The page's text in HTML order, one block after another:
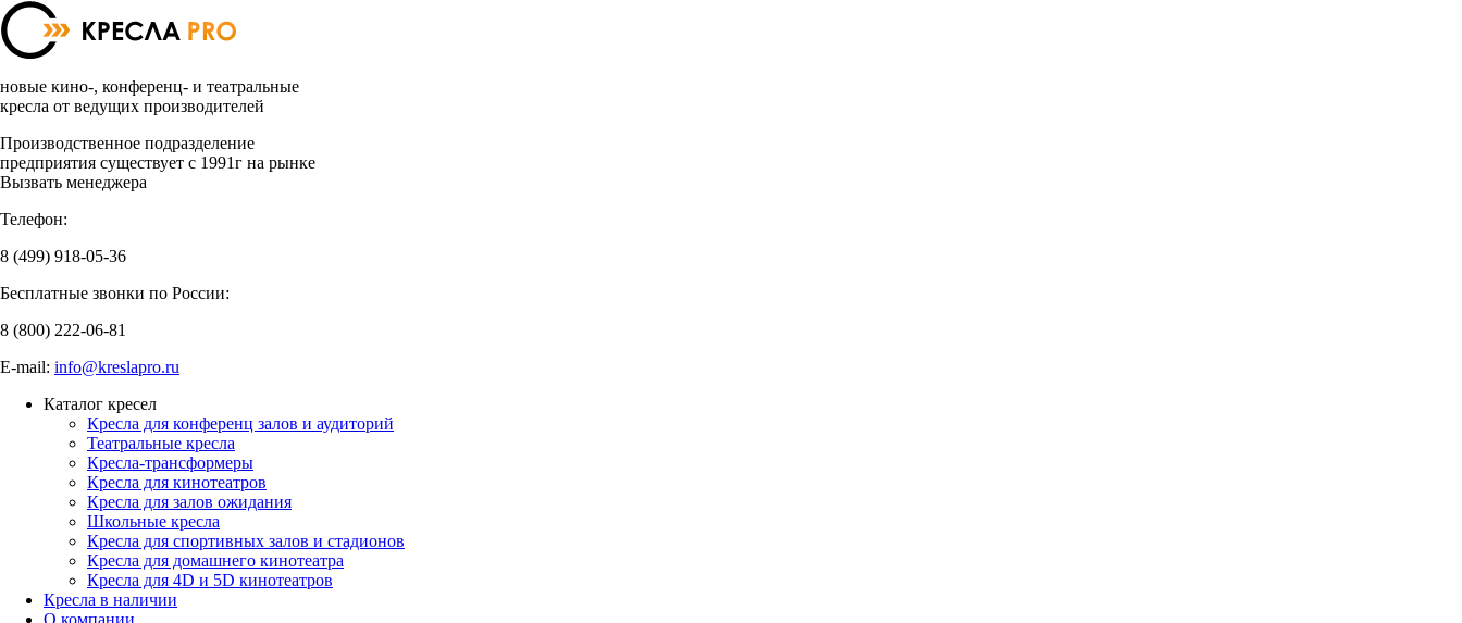
новые кино-, конференц- и театральные
кресла от ведущих производителей
Производственное подразделение
предприятия существует с 1991г на рынке
Вызвать менеджера
Телефон:
8 (499) 918-05-36
Бесплатные звонки по России:
8 (800) 222-06-81
E-mail: info@kreslapro.ru
Каталог кресел
Кресла для конференц залов и аудиторий
Театральные кресла
Кресла-трансформеры
Кресла для кинотеатров
Кресла для залов ожидания
Школьные кресла
Кресла для спортивных залов и стадионов
Кресла для домашнего кинотеатра
Кресла для 4D и 5D кинотеатров
Кресла в наличии
О компании